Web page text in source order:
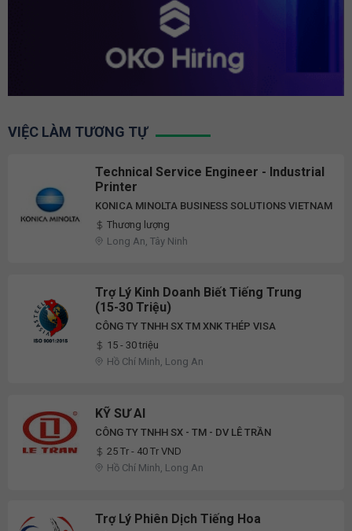
VIỆC LÀM TƯƠNG TỰ
Technical Service Engineer - Industrial
Printer
KONICA MINOLTA BUSINESS SOLUTIONS VIETNAM
Thương lượng
Long An, Tây Ninh
Trợ Lý Kinh Doanh Biết Tiếng Trung
(15-30 Triệu)
CÔNG TY TNHH SX TM XNK THÉP VISA
15 - 30 triệu
Hồ Chí Minh, Long An
KỸ SƯ AI
CÔNG TY TNHH SX - TM - DV LÊ TRẦN
25 Tr - 40 Tr VND
Hồ Chí Minh, Long An
Trợ Lý Phiên Dịch Tiếng Hoa